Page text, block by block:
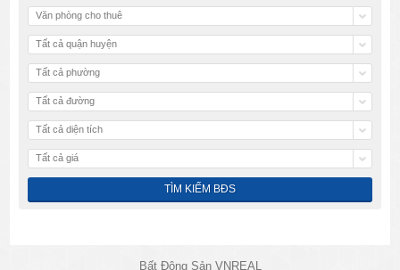
Văn phòng cho thuê
Tất cả quận huyện
Tất cả phường
Tất cả đường
Tất cả diện tích
Tất cả giá
Bất Động Sản VNREAL